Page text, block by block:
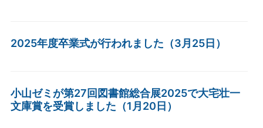
2025年度卒業式が行われました（3月25日）
小山ゼミが第27回図書館総合展2025で大宅壮一
文庫賞を受賞しました（1月20日）